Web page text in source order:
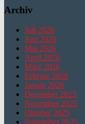
Archiv
Juli 2026
Juni 2026
Mai 2026
April 2026
März 2026
Februar 2026
Januar 2026
Dezember 2025
November 2025
Oktober 2025
September 2025